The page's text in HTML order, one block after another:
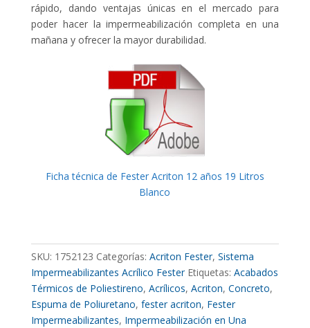
rápido, dando ventajas únicas en el mercado para
poder hacer la impermeabilización completa en una
mañana y ofrecer la mayor durabilidad.
Ficha técnica de Fester Acriton 12 años 19 Litros
Blanco
SKU: 1752123 Categorías: Acriton Fester, Sistema
Impermeabilizantes Acrílico Fester Etiquetas: Acabados
Térmicos de Poliestireno, Acrílicos, Acriton, Concreto,
Espuma de Poliuretano, fester acriton, Fester
Impermeabilizantes, Impermeabilización en Una